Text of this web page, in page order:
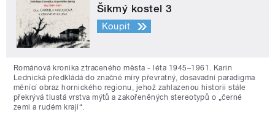
Šikmý kostel 3
Koupit
Románová kronika ztraceného města - léta 1945–1961. Karin
Lednická předkládá do značné míry převratný, dosavadní paradigma
měnící obraz hornického regionu, jehož zahlazenou historii stále
překrývá tlustá vrstva mýtů a zakořeněných stereotypů o „černé
zemi a rudém kraji“.